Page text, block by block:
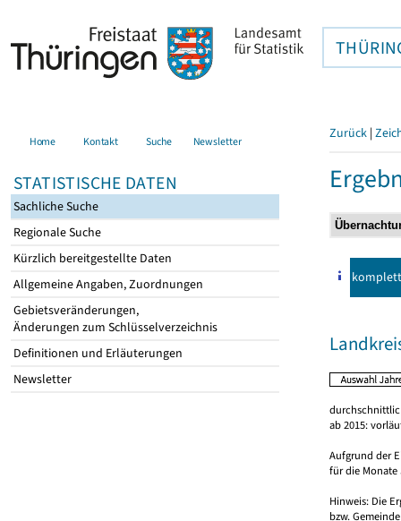
Home Kontakt Suche Newsletter
STATISTISCHE DATEN
Sachliche Suche
Regionale Suche
Kürzlich bereitgestellte Daten
Allgemeine Angaben, Zuordnungen
Gebietsveränderungen,
Änderungen zum Schlüsselverzeichnis
Definitionen und Erläuterungen
Newsletter
Zurück |
komplett
ab 2015:
Aufgrund der
für die Monate
Hinweis: Die
bzw.